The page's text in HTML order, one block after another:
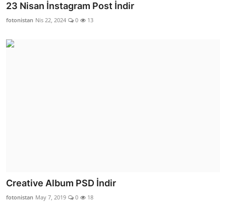
23 Nisan İnstagram Post İndir
fotonistan Nis 22, 2024 0 13
Creative Album PSD İndir
fotonistan May 7, 2019 0 18